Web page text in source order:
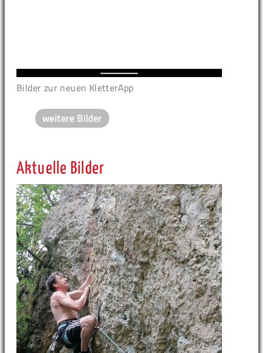
Bilder zur neuen KletterApp
weitere Bilder
Aktuelle Bilder